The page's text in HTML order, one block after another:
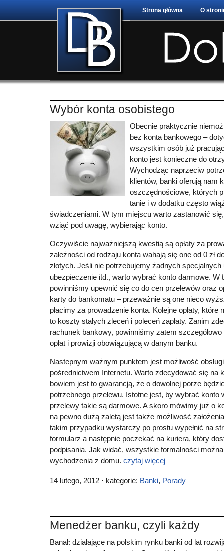
Strona główna O
Wybór konta osobistego
Obecnie praktycznie
bez konta bankowego –
wszystkim osób już
konto jest konieczne do
Wychodząc naprzeciw
klientów, banki oferują nam
oszczędnościowe, których
tanie i w dodatku często
świadczeniami. W tym miejscu warto zastanowić
wziąć pod uwagę, wybierając konto.
Oczywiście najważniejszą kwestią są opłaty za
zależności od rodzaju konta wahają się one od 0 zł
złotych. Jeśli nie potrzebujemy żadnych specjalnych
ubezpieczenie itd., warto wybrać konto darmowe. W
powinniśmy upewnić się co do cen przelewów oraz
karty do bankomatu – przeważnie są one nieco
płacimy za prowadzenie konta. Kolejne opłaty, które
to koszty stałych zleceń i poleceń zapłaty. Zanim
rachunek bankowy, powinniśmy zatem
opłat i prowizji obowiązującą w danym banku.
Nastepnym ważnym punktem jest możliwość
pośrednictwem Internetu. Warto zdecydować się na
bowiem jest to gwarancją, że o dowolnej porze
potrzebnego przelewu. Istotne jest, by wybrać konto
przelewy takie są darmowe. A skoro mówimy już o
na pewno dużą zaletą jest także możliwość
takim przypadku wystarczy po prostu wypełnić na
formularz a następnie poczekać na kuriera, który
podpisania. Jak widać, wszystkie formalności można
wychodzenia z domu. czytaj więcej
14 lutego, 2012 · kategorie: Banki, Porady
Menedżer banku, czyli każdy
Banał: działające na polskim rynku banki od lat